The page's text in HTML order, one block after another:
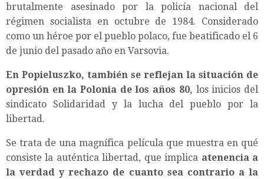
brutalmente asesinado por la policía nacional del
régimen socialista en octubre de 1984. Considerado
como un héroe por el pueblo polaco, fue beatificado el 6
de junio del pasado año en Varsovia.
En Popieluszko, también se reflejan la situación de
opresión en la Polonia de los años 80, los inicios del
sindicato Solidaridad y la lucha del pueblo por la
libertad.
Se trata de una magnífica película que muestra en qué
consiste la auténtica libertad, que implica atenencia a
la verdad y rechazo de cuanto sea contrario a la